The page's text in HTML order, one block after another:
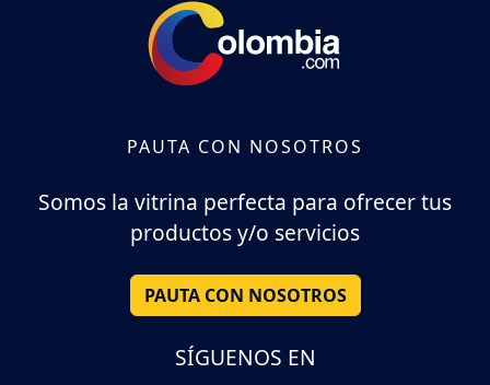
PAUTA CON NOSOTROS
Somos la vitrina perfecta para ofrecer tus
productos y/o servicios
PAUTA CON NOSOTROS
SÍGUENOS EN